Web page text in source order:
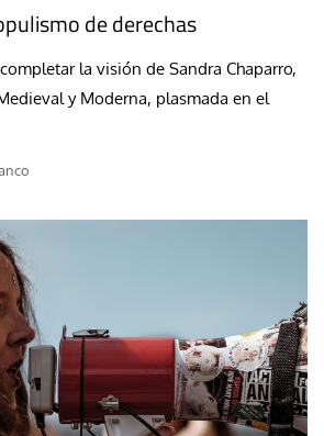
de derechas
la visión de Sandra Chaparro,
y Moderna, plasmada en el